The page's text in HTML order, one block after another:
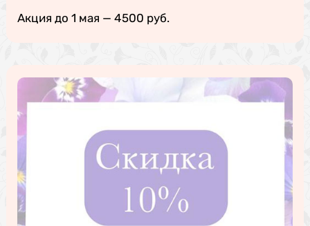
Акция до 1 мая — 4500 руб.